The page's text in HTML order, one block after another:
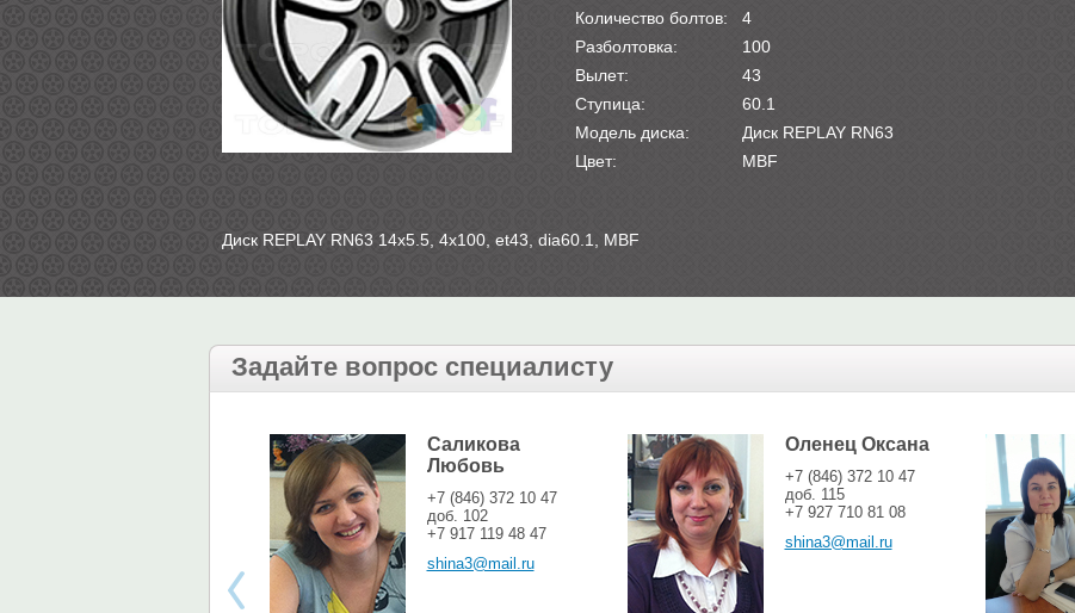
Количество болтов:
4
Разболтовка:
100
Вылет:
43
Ступица:
60.1
Модель диска:
Диск REPLAY RN63
Цвет:
MBF
Диск REPLAY RN63 14х5.5, 4х100, et43, dia60.1, MBF
Задайте вопрос специалисту
Саликова
Любовь
+7 (846) 372 10 47
доб. 102
+7 917 119 48 47
shina3@mail.ru
Оленец Оксана
+7 (846) 372 10 47
доб. 115
+7 927 710 81 08
shina3@mail.ru